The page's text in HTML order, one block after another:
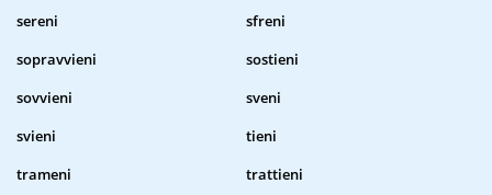
sereni
sfreni
sopravvieni
sostieni
sovvieni
sveni
svieni
tieni
trameni
trattieni